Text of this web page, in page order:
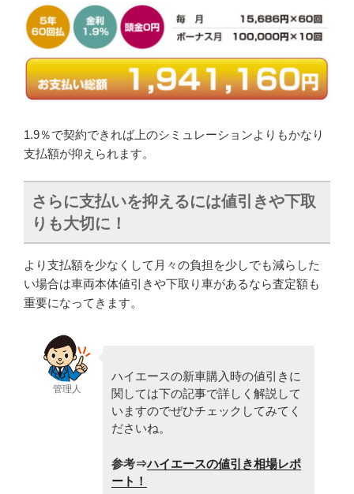
1.9％で契約できれば上のシミュレーションよりもかなり
支払額が抑えられます。
さらに支払いを抑えるには値引きや下取
りも大切に！
より支払額を少なくして月々の負担を少しでも減らした
い場合は車両本体値引きや下取り車があるなら査定額も
重要になってきます。
管理人
ハイエースの新車購入時の値引きに
関しては下の記事で詳しく解説して
いますのでぜひチェックしてみてく
ださいね。
参考⇒ハイエースの値引き相場レポ
ート！